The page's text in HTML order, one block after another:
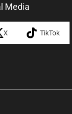
Media
X TikTok